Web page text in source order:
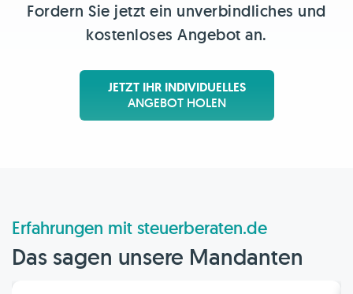
Fordern Sie jetzt ein unverbindliches und
kostenloses Angebot an.
JETZT IHR INDIVIDUELLES
ANGEBOT HOLEN
Erfahrungen mit steuerberaten.de
Das sagen unsere Mandanten